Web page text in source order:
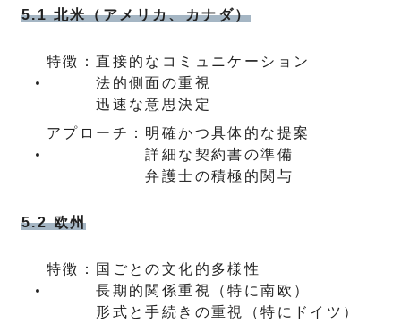
5.1 北米（アメリカ、カナダ）
特徴：直接的なコミュニケーション
法的側面の重視
迅速な意思決定
アプローチ： 明確かつ具体的な提案
詳細な契約書の準備
弁護士の積極的関与
5.2 欧州
特徴：
国ごとの文化的多様性
長期的関係重視（特に南欧）
形式と手続きの重視（特にドイツ）